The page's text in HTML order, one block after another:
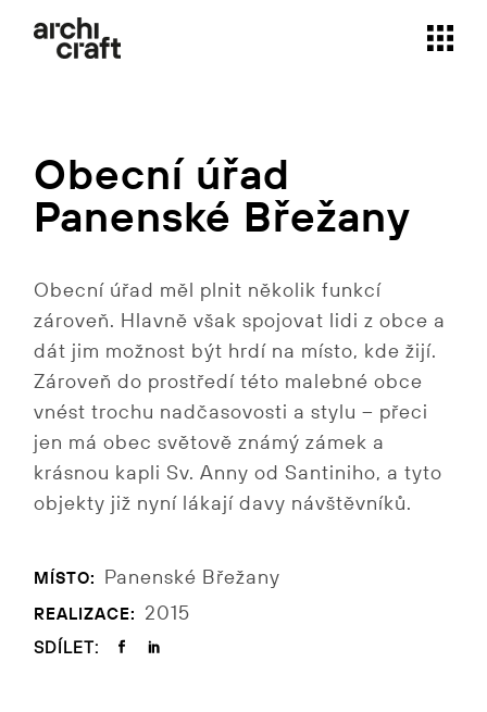
content
Obecní úřad
Panenské Břežany
Obecní úřad měl plnit několik funkcí
zároveň. Hlavně však spojovat lidi z obce a
dát jim možnost být hrdí na místo, kde žijí.
Zároveň do prostředí této malebné obce
vnést trochu nadčasovosti a stylu – přeci
jen má obec světově známý zámek a
krásnou kapli Sv. Anny od Santiniho, a tyto
objekty již nyní lákají davy návštěvníků.
MÍSTO: Panenské Břežany
REALIZACE: 2015
SDÍLET: